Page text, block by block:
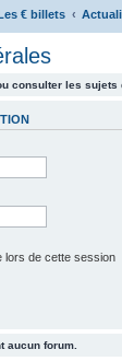
€ billets
consulter les sujets
lors de cette session
aucun forum.